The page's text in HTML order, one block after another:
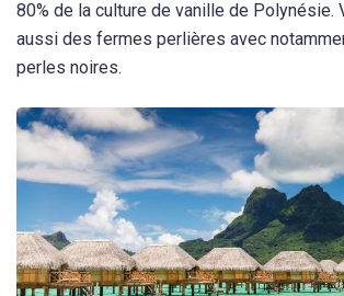
80% de la culture de vanille de Polynésie.
aussi des fermes perlières avec
perles noires.